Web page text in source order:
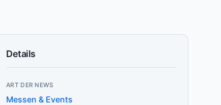
Details
ART DER NEWS
Messen & Events